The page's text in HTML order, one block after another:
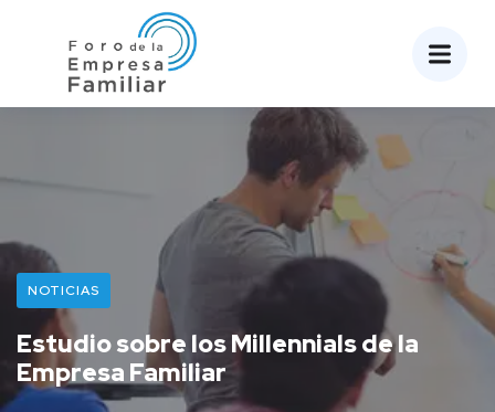
NOTICIAS
Estudio sobre los Millennials de la
Empresa Familiar